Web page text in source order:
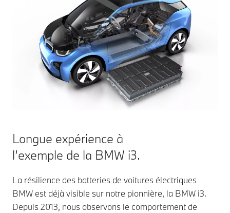
Longue expérience à
l’exemple de la BMW i3.
La résilience des batteries de voitures électriques
BMW est déjà visible sur notre pionnière, la BMW i3.
Depuis 2013, nous observons le comportement de